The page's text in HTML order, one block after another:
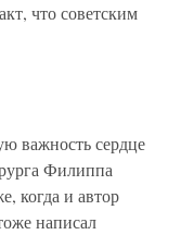
что советским
важность сердце
Филиппа
когда и автор
написал